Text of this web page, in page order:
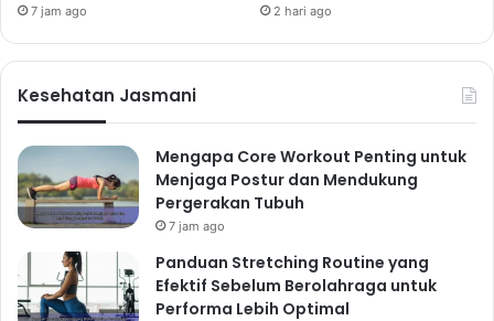
7 jam ago 2 hari ago
Kesehatan Jasmani
Mengapa Core Workout Penting untuk
Menjaga Postur dan Mendukung
Pergerakan Tubuh
7 jam ago
Panduan Stretching Routine yang
Efektif Sebelum Berolahraga untuk
Performa Lebih Optimal